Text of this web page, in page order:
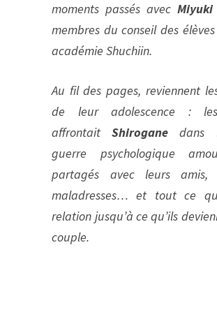
moments passés avec
membres du conseil des
académie Shuchiin.
Au fil des pages, reviennent
de leur adolescence :
affrontaitShiroganedans
guerre psychologique
partagés avec leurs amis,
maladresses… et tout ce
relation jusqu’à ce qu’ils
couple.